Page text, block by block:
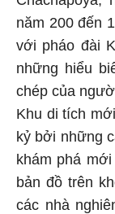
năm 200 đến
với pháo đài
những hiểu
chép của
Khu di tích
kỷ bởi những
khám phá
bản đồ trên
các nhà